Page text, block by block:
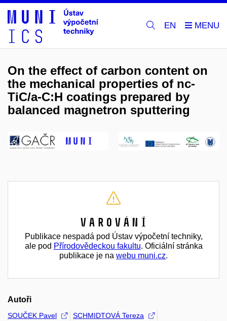
EN
On the effect of carbon content on
the mechanical properties of nc-
TiC/a-C:H coatings prepared by
balanced magnetron sputtering
Varování
Publikace nespadá pod Ústav výpočetní techniky,
ale pod Přírodovědeckou fakultu. Oficiální stránka
publikace je na webu muni.cz.
Autoři
SOUČEK Pavel
SCHMIDTOVÁ Tereza